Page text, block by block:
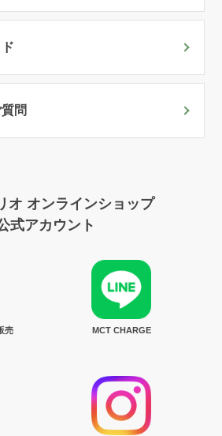
問
オ オンラインショップ
式アカウント
売 MCT CHARGE